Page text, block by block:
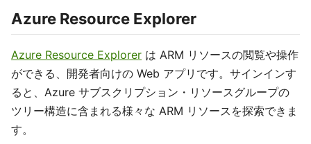
Azure Resource Explorer
Azure Resource Explorer は ARM リソースの閲覧や操作
ができる、開発者向けの Web アプリです。サインインす
ると、Azure サブスクリプション・リソースグループの
ツリー構造に含まれる様々な ARM リソースを探索できま
す。